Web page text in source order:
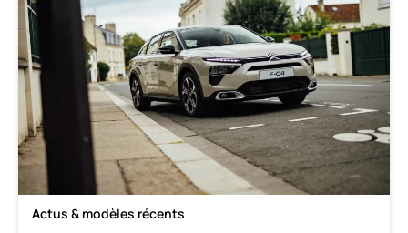
Actus & modèles récents